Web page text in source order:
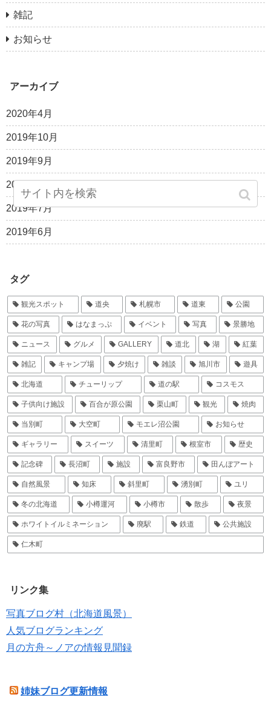
雑記
お知らせ
アーカイブ
2020年4月
2019年10月
2019年9月
2019年8月
2019年7月
2019年6月
タグ
観光スポット 道央 札幌市 道東 公園
花の写真 はなまっぷ イベント 写真 景勝地
ニュース グルメ GALLERY 道北 湖 紅葉
雑記 キャンプ場 夕焼け 雑談 旭川市 遊具
北海道 チューリップ 道の駅 コスモス
子供向け施設 百合が原公園 栗山町 観光 焼肉
当別町 大空町 モエレ沼公園 お知らせ
ギャラリー スイーツ 清里町 根室市 歴史
記念碑 長沼町 施設 富良野市 田んぼアート
自然風景 知床 斜里町 湧別町 ユリ
冬の北海道 小樽運河 小樽市 散歩 夜景
ホワイトイルミネーション 廃駅 鉄道 公共施設
仁木町
リンク集
写真ブログ村（北海道風景）
人気ブログランキング
月の方舟～ノアの情報見聞録
姉妹ブログ更新情報